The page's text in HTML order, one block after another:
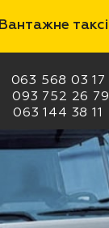
Вантажне таксі
063 568 03 17
093 752 26 79
063 144 38 11